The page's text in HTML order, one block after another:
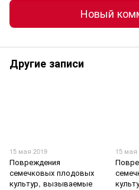
Новый
Другие записи
15 мая 2019
Повреждения
семечковых плодовых
культур, вызываемые
15 мая